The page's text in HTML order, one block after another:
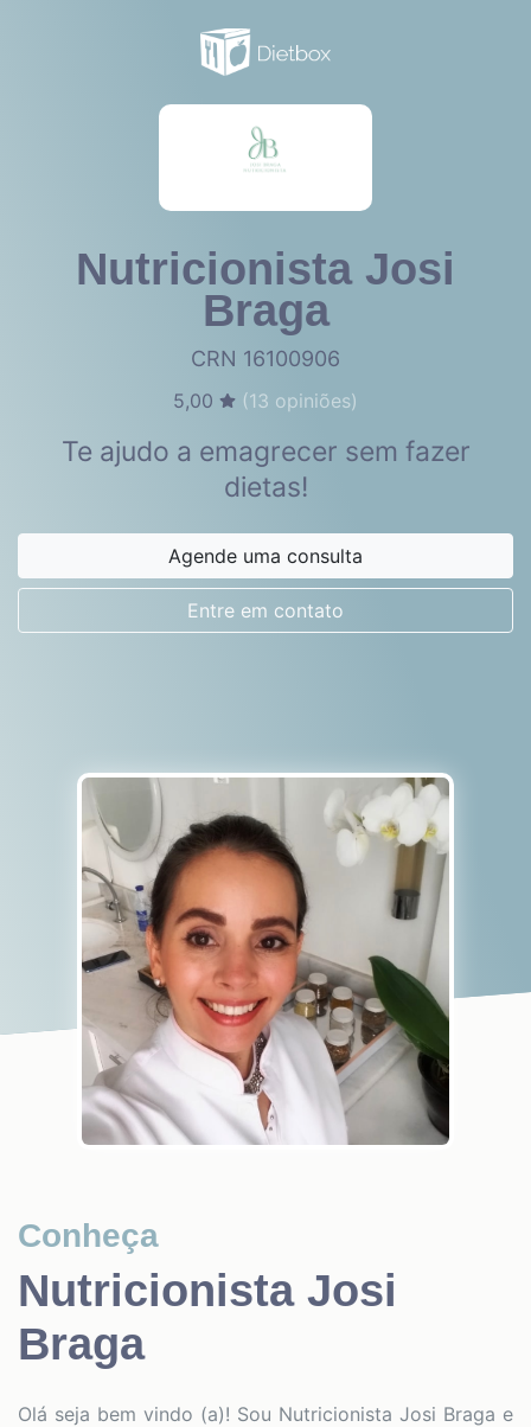
Nutricionista Josi
Braga
CRN 16100906
5,00 (13 opiniões)
Te ajudo a emagrecer sem fazer
dietas!
Agende uma consulta
Entre em contato
Conheça
Nutricionista Josi
Braga
Olá seja bem vindo (a)! Sou Nutricionista Josi Braga e